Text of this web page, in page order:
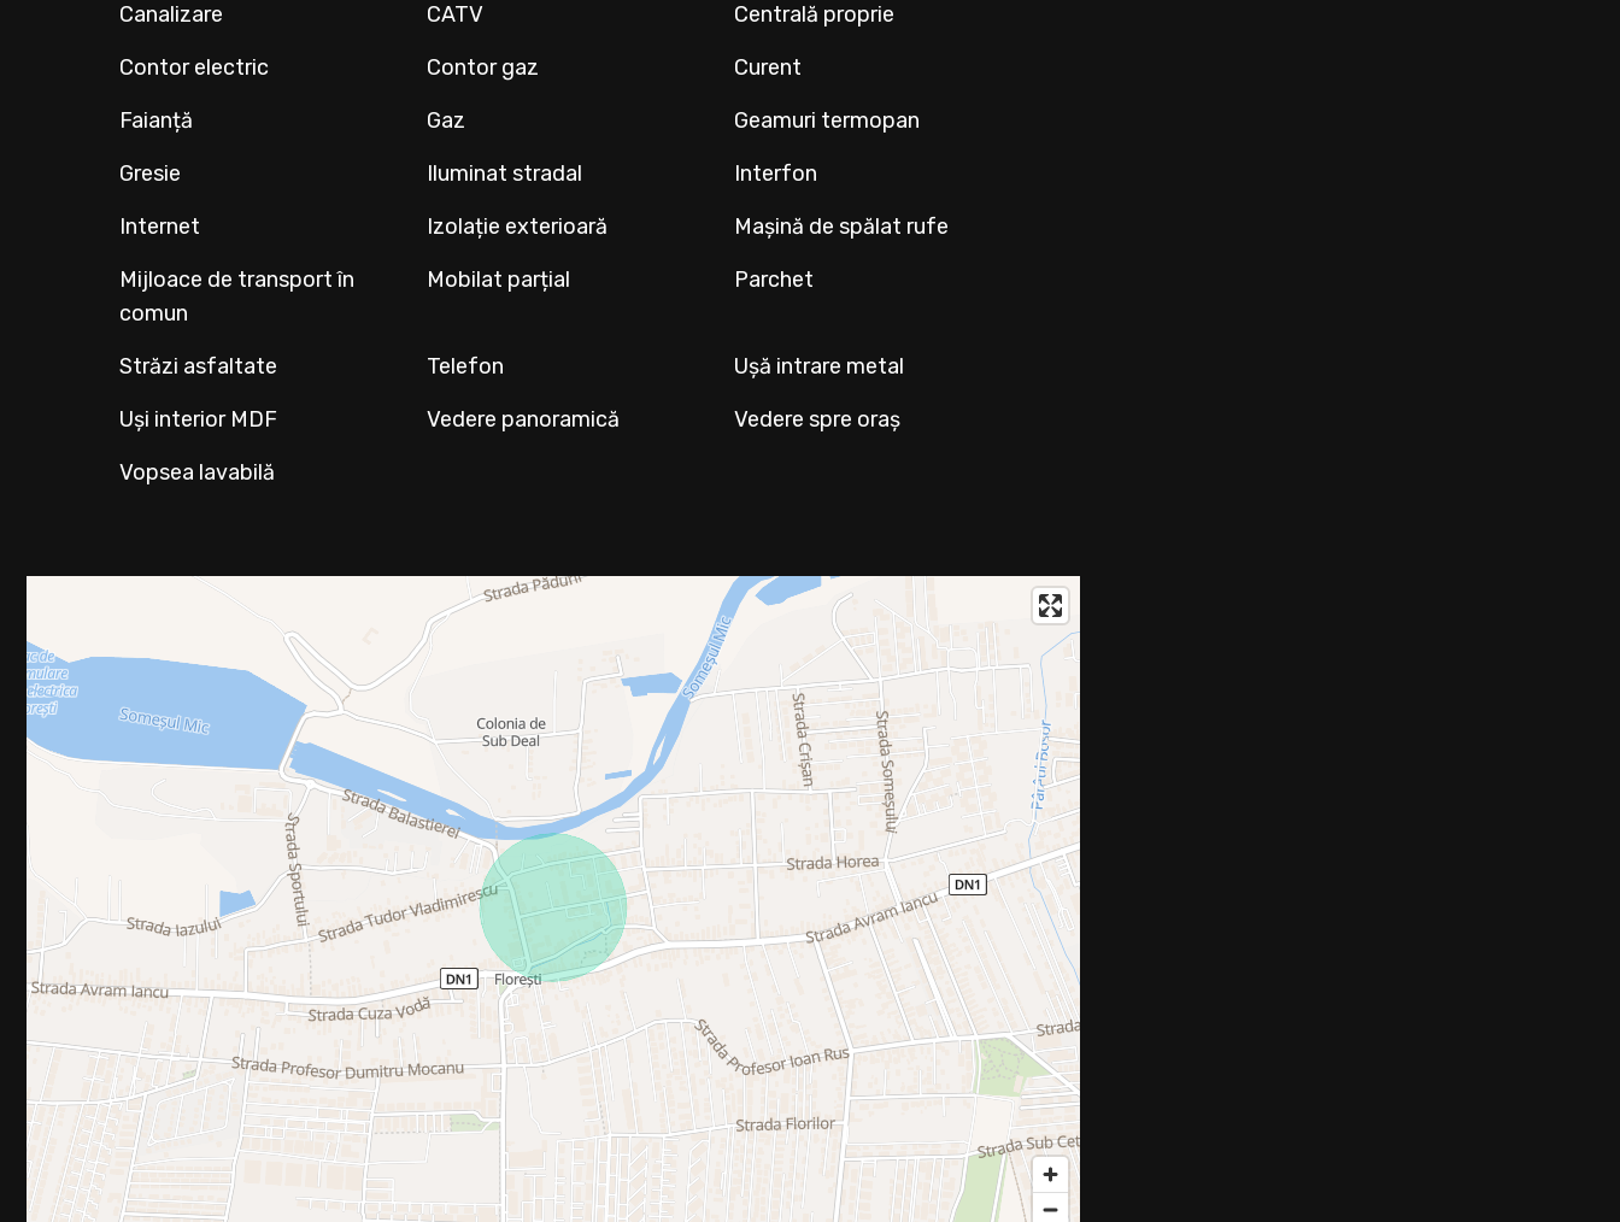
Canalizare
CATV
Centrală proprie
Contor electric
Contor gaz
Curent
Faianță
Gaz
Geamuri termopan
Gresie
Iluminat stradal
Interfon
Internet
Izolație exterioară
Mașină de spălat rufe
Mijloace de transport în
comun
Mobilat parțial Parchet
Străzi asfaltate Telefon
Ușă intrare metal
Uși interior MDF
Vedere panoramică
Vedere spre oraș
Vopsea lavabilă